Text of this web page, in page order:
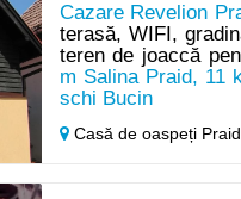
Cazare Revelion
terasă, WIFI,
teren de joaccă
m Salina Praid, 11
schi Bucin
Casă de oaspeți